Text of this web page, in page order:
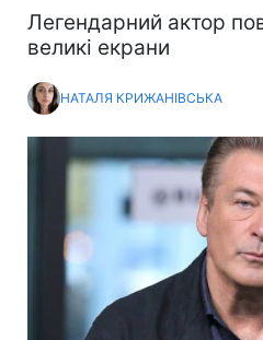
Легендарний актор
великі екрани
НАТАЛЯ КРИЖАНІВСЬКА